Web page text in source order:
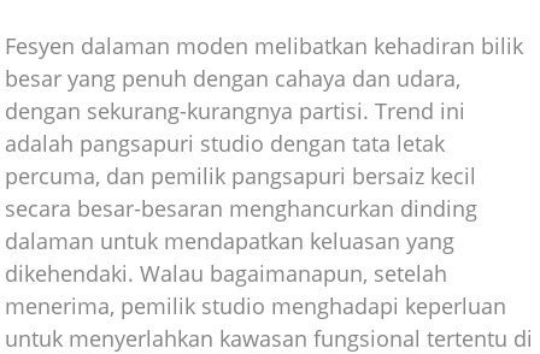
Fesyen dalaman moden melibatkan kehadiran bilik
besar yang penuh dengan cahaya dan udara,
dengan sekurang-kurangnya partisi. Trend ini
adalah pangsapuri studio dengan tata letak
percuma, dan pemilik pangsapuri bersaiz kecil
secara besar-besaran menghancurkan dinding
dalaman untuk mendapatkan keluasan yang
dikehendaki. Walau bagaimanapun, setelah
menerima, pemilik studio menghadapi keperluan
untuk menyerlahkan kawasan fungsional tertentu di